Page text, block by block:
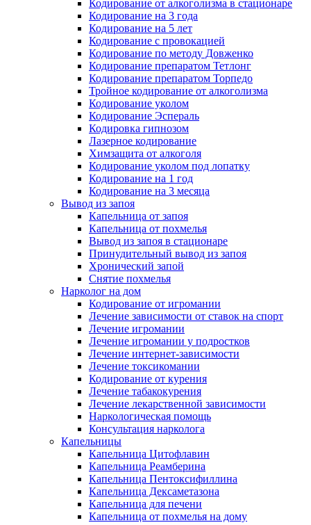
Кодирование от алкоголизма в стационаре
Кодирование на 3 года
Кодирование на 5 лет
Кодирование с провокацией
Кодирование по методу Довженко
Кодирование препаратом Тетлонг
Кодирование препаратом Торпедо
Тройное кодирование от алкоголизма
Кодирование уколом
Кодирование Эспераль
Кодировка гипнозом
Лазерное кодирование
Химзащита от алкоголя
Кодирование уколом под лопатку
Кодирование на 1 год
Кодирование на 3 месяца
Вывод из запоя
Капельница от запоя
Капельница от похмелья
Вывод из запоя в стационаре
Принудительный вывод из запоя
Хронический запой
Снятие похмелья
Нарколог на дом
Кодирование от игромании
Лечение зависимости от ставок на спорт
Лечение игромании
Лечение игромании у подростков
Лечение интернет-зависимости
Лечение токсикомании
Кодирование от курения
Лечение табакокурения
Лечение лекарственной зависимости
Наркологическая помощь
Консультация нарколога
Капельницы
Капельница Цитофлавин
Капельница Реамберина
Капельница Пентоксифиллина
Капельница Дексаметазона
Капельница для печени
Капельница от похмелья на дому